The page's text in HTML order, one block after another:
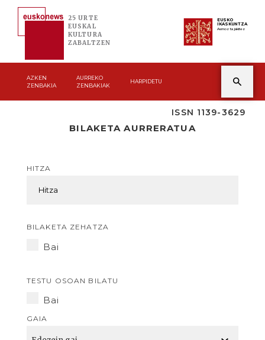
25 URTE
EUSKAL
KULTURA
ZABALTZEN
EUSKO
IKASKUNTZA
Asmoz ta jakitez
AZKEN
ZENBAKIA
AURREKO
ZENBAKIAK
HARPIDETU
ISSN 1139-3629
BILAKETA AURRERATUA
HITZA
BILAKETA ZEHATZA
Bai
TESTU OSOAN BILATU
Bai
GAIA